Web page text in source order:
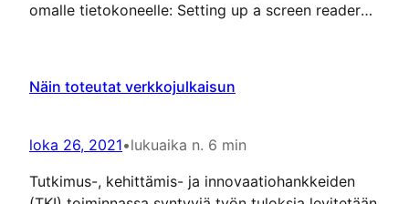
omalle tietokoneelle: Setting up a screen reader
is important to catch and fix accessibility issues
testing tools. Setting up a screen…
Näin toteutat verkkojulkaisun
loka 26, 2021•lukuaika n. 6 min
Tutkimus-, kehittämis- ja innovaatiohankkeiden